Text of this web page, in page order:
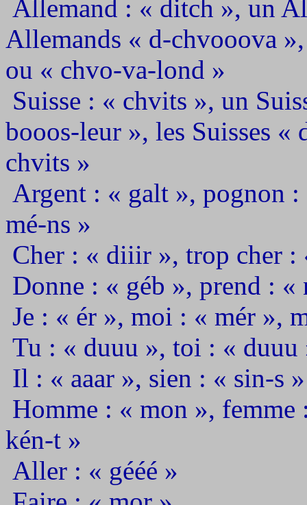
Allemand : « ditch », un
Allemands « d-chvooova
ou « chvo-va-lond »
Suisse : « chvits », un
booos-leur », les Suisses
chvits »
Argent : « galt », pognon
mé-ns »
Cher : « diiir », trop cher
Donne : « géb », prend : «
Je : « ér », moi : « mér »,
Tu : « duuu », toi : «
Il : « aaar », sien : « sin-s »
Homme : « mon »,
kén-t »
Aller : « gééé »